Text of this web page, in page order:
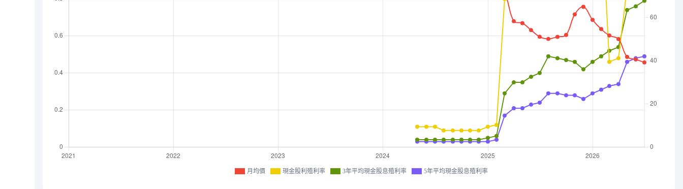
月均價 現金股利殖利率 3年平均現金股息殖利率 5年平均現金股息殖利率